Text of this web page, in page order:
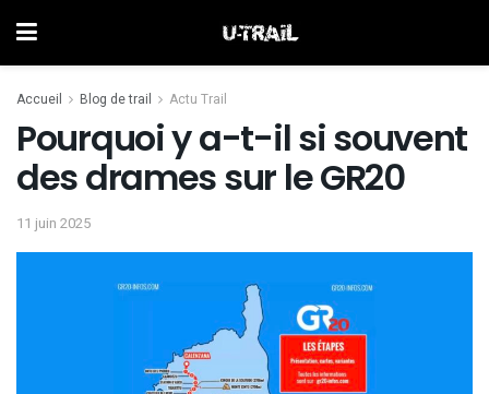
Accueil Blog de trail Actu Trail
Pourquoi y a-t-il si souvent
des drames sur le GR20
11 juin 2025